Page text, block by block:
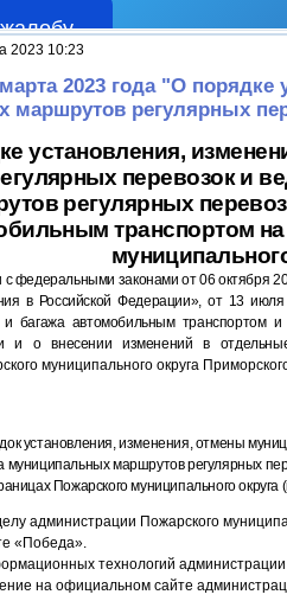
2023 10:23
2023 года "О порядке
маршрутов регулярных
установления,
перевозок и
регулярных
транспортом
с федеральными законами от 06 октября
в Российской Федерации», от 13
и багажа автомобильным транспортом
и о внесении изменений в
муниципального округа
установления, изменения, отмены
муниципальных маршрутов регулярных
Пожарского муниципального округа
администрации Пожарского
«Победа».
технологий администрации
на официальном сайте